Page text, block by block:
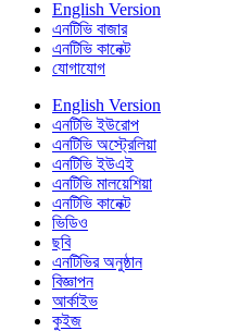
English Version
এনটিভি বাজার
এনটিভি কানেক্ট
যোগাযোগ
English Version
এনটিভি ইউরোপ
এনটিভি অস্ট্রেলিয়া
এনটিভি ইউএই
এনটিভি মালয়েশিয়া
এনটিভি কানেক্ট
ভিডিও
ছবি
এনটিভির অনুষ্ঠান
বিজ্ঞাপন
আর্কাইভ
কুইজ